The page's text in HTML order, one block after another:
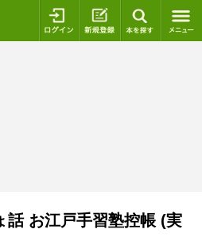
ログイン 新規登録
話 お江戸手習塾控帳 (実